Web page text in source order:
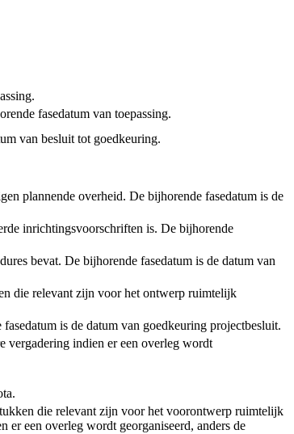
fasedatum van toepassing.
van besluit tot goedkeuring.
plannende overheid. De bijhorende fasedatum is de
inrichtingsvoorschriften is. De bijhorende
bevat. De bijhorende fasedatum is de datum van
die relevant zijn voor het ontwerp ruimtelijk
is de datum van goedkeuring projectbesluit.
vergadering indien er een overleg wordt
die relevant zijn voor het voorontwerp ruimtelijk
er een overleg wordt georganiseerd, anders de